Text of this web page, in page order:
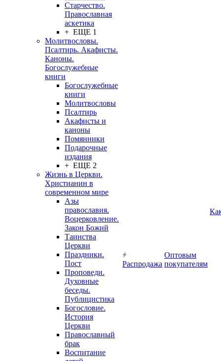
Старчество.
Православная
аскетика
+ ЕЩЕ 1
Молитвословы.
Псалтирь. Акафисты.
Каноны.
Богослужебные
книги
Богослужебные
книги
Молитвословы
Псалтирь
Акафисты и
каноны
Помянники
Подарочные
издания
+ ЕЩЕ 2
Жизнь в Церкви.
Христианин в
современном мире
Азы
православия.
Воцерковление.
Закон Божий
Таинства
Церкви
Праздники.
Пост
Проповеди.
Духовные
беседы.
Публицистика
Богословие.
История
Церкви
Православный
брак
Воспитание
Распродажа
Оптовым
покупателям